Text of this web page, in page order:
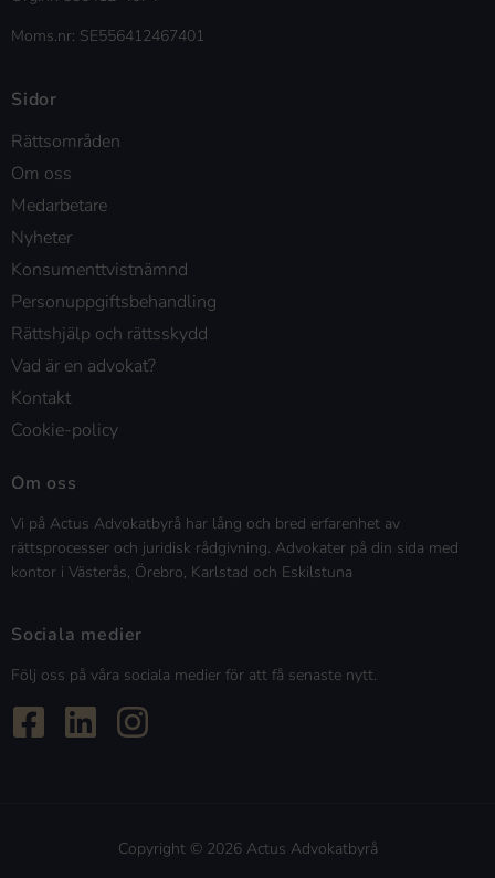
Moms.nr: SE556412467401
Sidor
Rättsområden
Om oss
Medarbetare
Nyheter
Konsumenttvistnämnd
Personuppgiftsbehandling
Rättshjälp och rättsskydd
Vad är en advokat?
Kontakt
Cookie-policy
Om oss
Vi på Actus Advokatbyrå har lång och bred erfarenhet av
rättsprocesser och juridisk rådgivning. Advokater på din sida med
kontor i Västerås, Örebro, Karlstad och Eskilstuna
Sociala medier
Följ oss på våra sociala medier för att få senaste nytt.
Copyright © 2026 Actus Advokatbyrå